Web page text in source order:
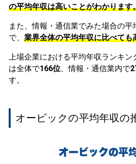
の平均年収は高いことがわかります
また、情報・通信業でみた場合の平
で、 業界全体の平均年収に比べても
上場企業における平均年収ランキン
は全体で166位、情報・通信業内で
す。
オービックの平均年収の